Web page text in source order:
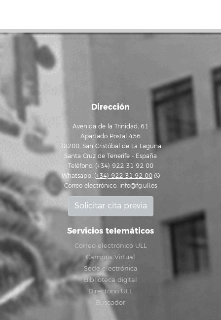
Dirección
Avenida de la Trinidad, 61
Apartado Postal 456
38200, San Cristóbal de La Laguna
Santa Cruz de Tenerife - España
Teléfono: (+34) 922 31 92 00
Whatsapp: (+34) 922 31 92 00
Correo electrónico: info@fg.ull.es
Solicitar cita previa
Servicios telemáticos
Correo electrónico ULL
Campus Virtual
Sede electrónica
Biblioteca digital
Directorio ULL
Buscador